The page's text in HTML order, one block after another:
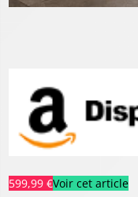
599,99 €Voir cet article